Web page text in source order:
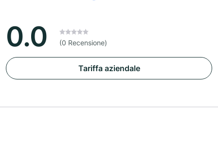
0.0 (0 Recensione)
Tariffa aziendale